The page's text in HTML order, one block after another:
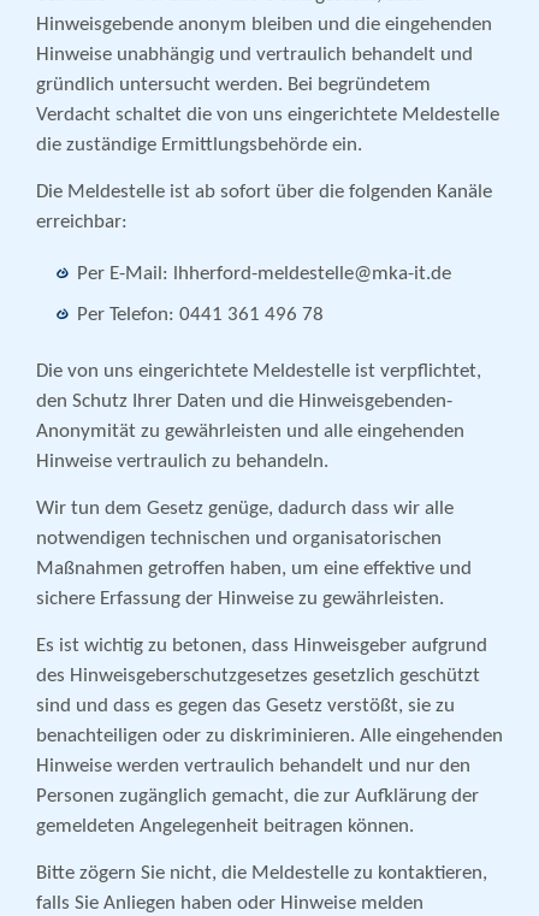
Hinweisgebende anonym bleiben und die eingehenden
Hinweise unabhängig und vertraulich behandelt und
gründlich untersucht werden. Bei begründetem
Verdacht schaltet die von uns eingerichtete Meldestelle
die zuständige Ermittlungsbehörde ein.
Die Meldestelle ist ab sofort über die folgenden Kanäle
erreichbar:
Per E-Mail: lhherford-meldestelle@mka-it.de
Per Telefon: 0441 361 496 78
Die von uns eingerichtete Meldestelle ist verpflichtet,
den Schutz Ihrer Daten und die Hinweisgebenden-
Anonymität zu gewährleisten und alle eingehenden
Hinweise vertraulich zu behandeln.
Wir tun dem Gesetz genüge, dadurch dass wir alle
notwendigen technischen und organisatorischen
Maßnahmen getroffen haben, um eine effektive und
sichere Erfassung der Hinweise zu gewährleisten.
Es ist wichtig zu betonen, dass Hinweisgeber aufgrund
des Hinweisgeberschutzgesetzes gesetzlich geschützt
sind und dass es gegen das Gesetz verstößt, sie zu
benachteiligen oder zu diskriminieren. Alle eingehenden
Hinweise werden vertraulich behandelt und nur den
Personen zugänglich gemacht, die zur Aufklärung der
gemeldeten Angelegenheit beitragen können.
Bitte zögern Sie nicht, die Meldestelle zu kontaktieren,
falls Sie Anliegen haben oder Hinweise melden